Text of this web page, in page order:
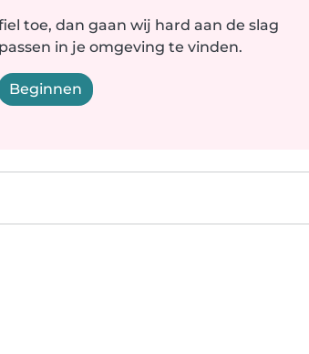
toe, dan gaan wij hard aan de slag
in je omgeving te vinden.
Beginnen